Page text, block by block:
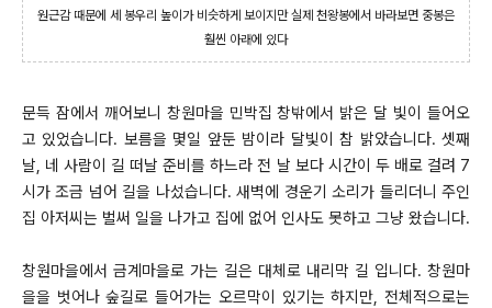
원근감 때문에 세 봉우리 높이가 비슷하게 보이지만 실제 천왕봉에서 바라보면 중봉은
훨씬 아래에 있다
문득 잠에서 깨어보니 창원마을 민박집 창밖에서 밝은 달 빛이 들어오
고 있었습니다. 보름을 몇일 앞둔 밤이라 달빛이 참 밝았습니다. 셋째
날, 네 사람이 길 떠날 준비를 하느라 전 날 보다 시간이 두 배로 걸려 7
시가 조금 넘어 길을 나섰습니다. 새벽에 경운기 소리가 들리더니 주인
집 아저씨는 벌써 일을 나가고 집에 없어 인사도 못하고 그냥 왔습니다.
창원마을에서 금계마을로 가는 길은 대체로 내리막 길 입니다. 창원마
을을 벗어나 숲길로 들어가는 오르막이 있기는 하지만, 전체적으로는